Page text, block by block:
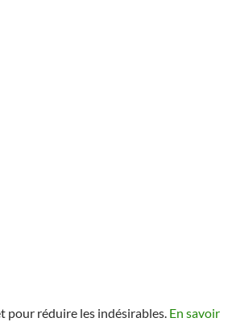
pour réduire les indésirables. En savoir